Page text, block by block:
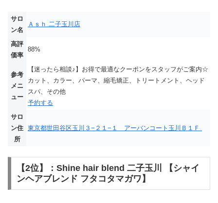
サロ
ン名
Ａｓｈ 二子玉川店
高評
価率
88%
参考
メニ
ュー
【迷ったら相談♪】お得で最適なクーポンをスタッフがご案内☆
カット、カラー、パーマ、縮毛矯正、トリートメント、ヘッド
スパ、その他
予約する
サロ
ン住
所
東京都世田谷区玉川３−２１−１ アーバンコート玉川Ｂ１Ｆ
【2位】：Shine hair blend 二子玉川 【シャイ
ンヘアブレンド フタコタマガワ】